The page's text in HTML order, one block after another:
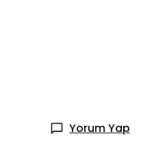
Yorum Yap